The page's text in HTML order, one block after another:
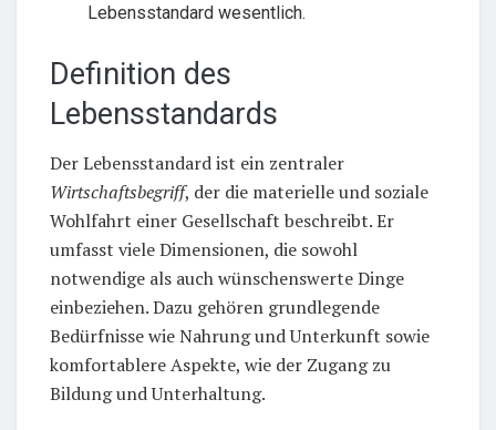
Lebensstandard wesentlich.
Definition des
Lebensstandards
Der Lebensstandard ist ein zentraler
Wirtschaftsbegriff, der die materielle und soziale
Wohlfahrt einer Gesellschaft beschreibt. Er
umfasst viele Dimensionen, die sowohl
notwendige als auch wünschenswerte Dinge
einbeziehen. Dazu gehören grundlegende
Bedürfnisse wie Nahrung und Unterkunft sowie
komfortablere Aspekte, wie der Zugang zu
Bildung und Unterhaltung.